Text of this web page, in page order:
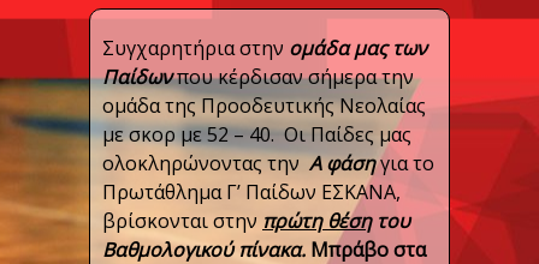
Συγχαρητήρια στην ομάδα μας των
Παίδωνπου κέρδισαν σήμερα την
ομάδα της Προοδευτικής Νεολαίας
με σκορ με 52 – 40. Οι Παίδες μας
ολοκληρώνοντας τηνΑ φάσηγια το
Πρωτάθλημα Γ’ Παίδων ΕΣΚΑΝΑ,
βρίσκονται στην πρώτη θέσητου
Βαθμολογικού πίνακα. Μπράβο στα